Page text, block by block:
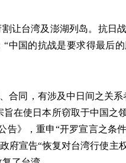
台湾及澎湖列岛。抗日
中国的抗战是要求得最后
同，有涉及中日间之关系
在使日本所窃取于中国之
》，重申“开罗宣言之条
府宣告“恢复对台湾行使主